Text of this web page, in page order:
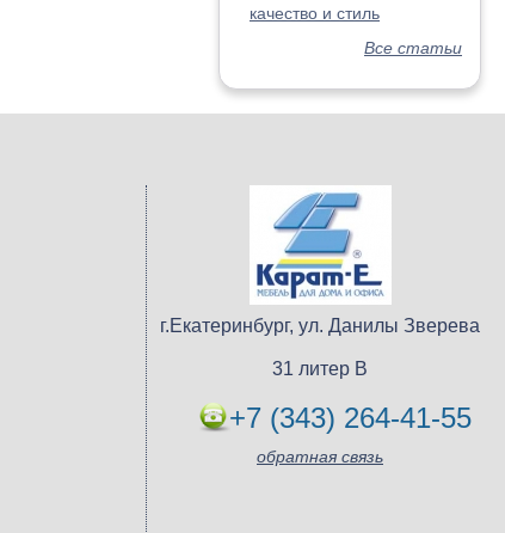
качество и стиль
Все статьи
г.Екатеринбург, ул. Данилы Зверева
31 литер В
+7 (343) 264-41-55
обратная связь